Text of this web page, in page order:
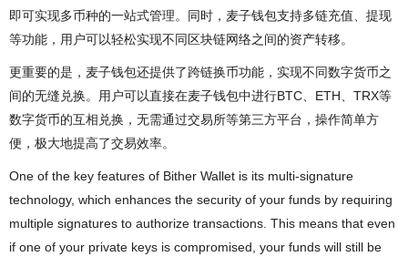
即可实现多币种的一站式管理。同时，麦子钱包支持多链充值、提现
等功能，用户可以轻松实现不同区块链网络之间的资产转移。
更重要的是，麦子钱包还提供了跨链换币功能，实现不同数字货币之
间的无缝兑换。用户可以直接在麦子钱包中进行BTC、ETH、TRX等
数字货币的互相兑换，无需通过交易所等第三方平台，操作简单方
便，极大地提高了交易效率。
One of the key features of Bither Wallet is its multi-signature
technology, which enhances the security of your funds by requiring
multiple signatures to authorize transactions. This means that even
if one of your private keys is compromised, your funds will still be